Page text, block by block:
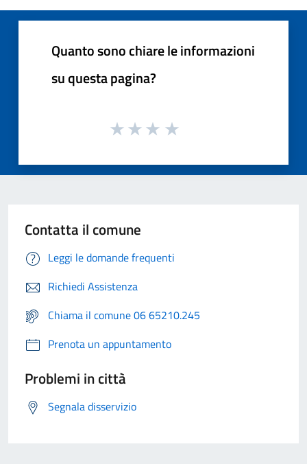
Quanto sono chiare le informazioni
su questa pagina?
Contatta il comune
Leggi le domande frequenti
Richiedi Assistenza
Chiama il comune 06 65210.245
Prenota un appuntamento
Problemi in città
Segnala disservizio